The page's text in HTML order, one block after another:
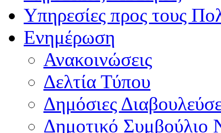
Υπηρεσίες προς τους
Ενημέρωση
Ανακοινώσεις
Δελτία Τύπου
Δημόσιες
Δημοτικό Συμβούλιο